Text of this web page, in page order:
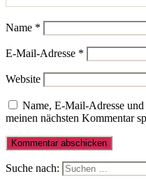
Name *
E-Mail-Adresse *
Website
Name, E-Mail-Adresse
meinen nächsten Kommentar
Suche nach: